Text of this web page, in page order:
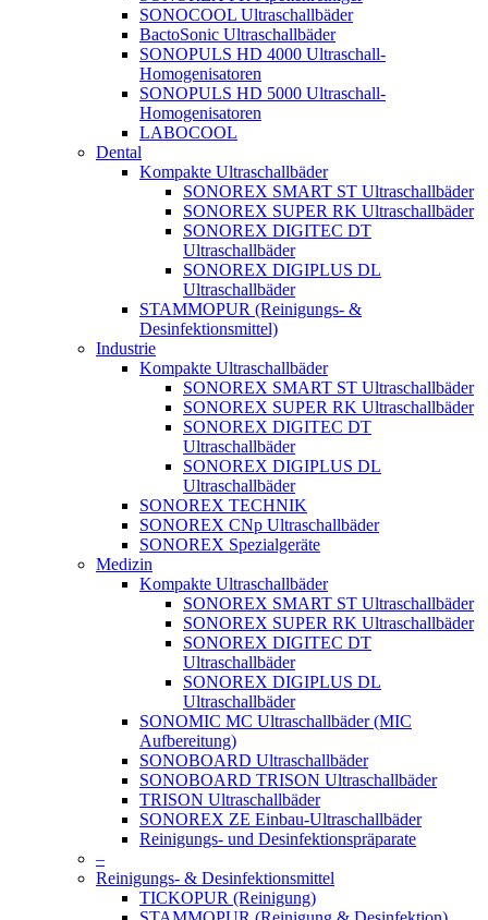
SONOCOOL Ultraschallbäder
BactoSonic Ultraschallbäder
SONOPULS HD 4000 Ultraschall-
Homogenisatoren
SONOPULS HD 5000 Ultraschall-
Homogenisatoren
LABOCOOL
Dental
Kompakte Ultraschallbäder
SONOREX SMART ST Ultraschallbäder
SONOREX SUPER RK Ultraschallbäder
SONOREX DIGITEC DT
Ultraschallbäder
SONOREX DIGIPLUS DL
Ultraschallbäder
STAMMOPUR (Reinigungs- &
Desinfektionsmittel)
Industrie
Kompakte Ultraschallbäder
SONOREX SMART ST Ultraschallbäder
SONOREX SUPER RK Ultraschallbäder
SONOREX DIGITEC DT
Ultraschallbäder
SONOREX DIGIPLUS DL
Ultraschallbäder
SONOREX TECHNIK
SONOREX CNp Ultraschallbäder
SONOREX Spezialgeräte
Medizin
Kompakte Ultraschallbäder
SONOREX SMART ST Ultraschallbäder
SONOREX SUPER RK Ultraschallbäder
SONOREX DIGITEC DT
Ultraschallbäder
SONOREX DIGIPLUS DL
Ultraschallbäder
SONOMIC MC Ultraschallbäder (MIC
Aufbereitung)
SONOBOARD Ultraschallbäder
SONOBOARD TRISON Ultraschallbäder
TRISON Ultraschallbäder
SONOREX ZE Einbau-Ultraschallbäder
Reinigungs- und Desinfektionspräparate
–
Reinigungs- & Desinfektionsmittel
TICKOPUR (Reinigung)